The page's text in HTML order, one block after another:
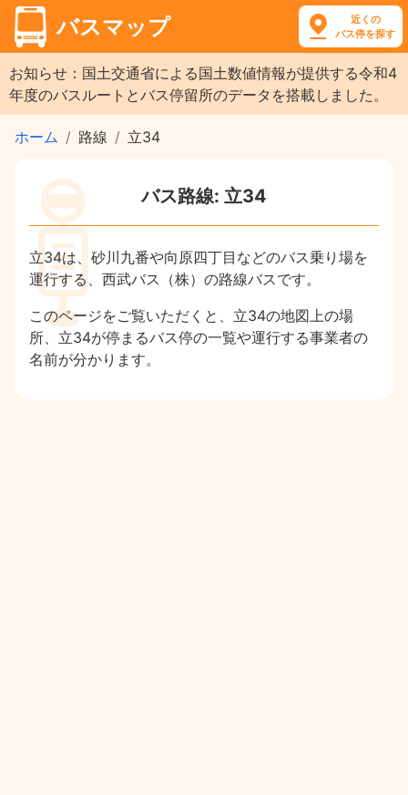
バスマップ
近くの
バス停を探す
お知らせ：国土交通省による国土数値情報が提供する令和4
年度のバスルートとバス停留所のデータを搭載しました。
ホーム 路線 立34
バス路線: 立34
立34は、砂川九番や向原四丁目などのバス乗り場を
運行する、西武バス（株）の路線バスです。
このページをご覧いただくと、立34の地図上の場
所、立34が停まるバス停の一覧や運行する事業者の
名前が分かります。